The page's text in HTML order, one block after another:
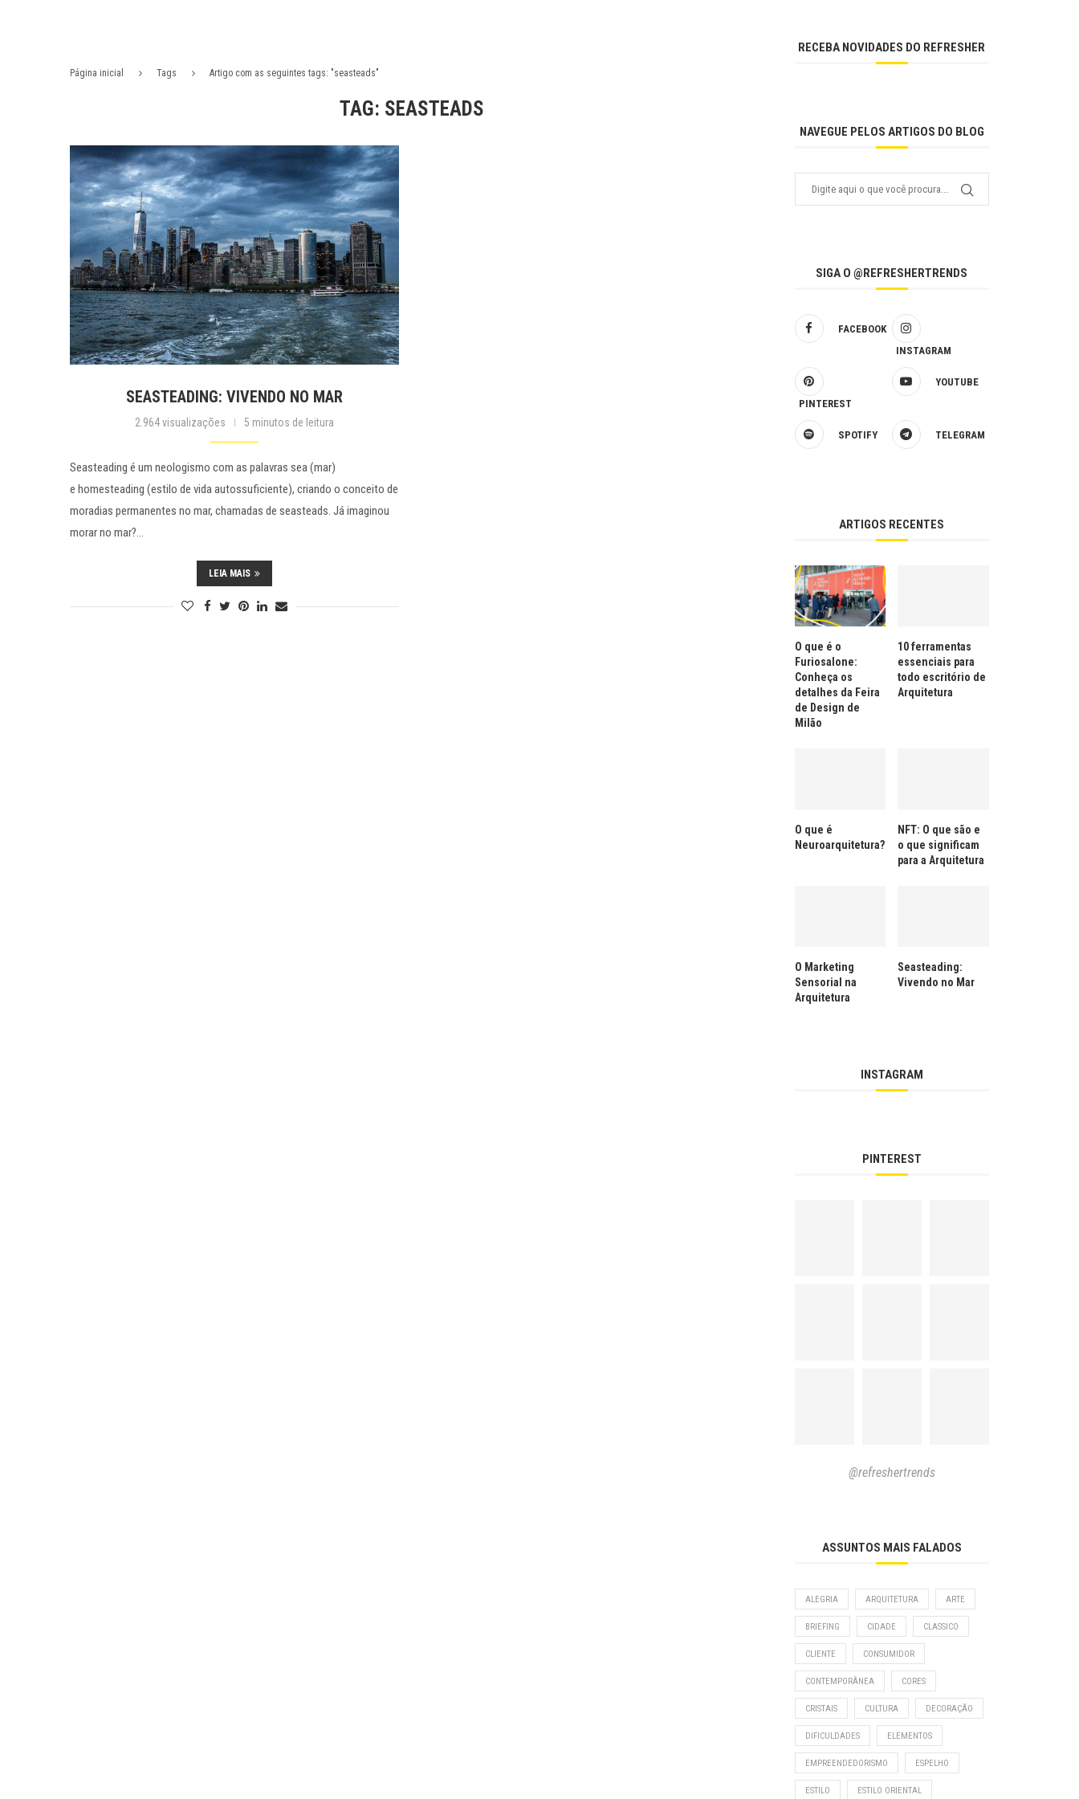
Página inicial Tags Artigo com as seguintes tags: "seasteads"
TAG: SEASTEADS
SEASTEADING: VIVENDO NO MAR
2.964 visualizações 5 minutos de leitura
Seasteading é um neologismo com as palavras sea (mar)
e homesteading (estilo de vida autossuficiente), criando o conceito de
moradias permanentes no mar, chamadas de seasteads. Já imaginou
morar no mar?…
LEIA MAIS
RECEBA NOVIDADES DO REFRESHER
NAVEGUE PELOS ARTIGOS DO BLOG
SIGA O @REFRESHERTRENDS
FACEBOOK
INSTAGRAM
PINTEREST
YOUTUBE
SPOTIFY TELEGRAM
ARTIGOS RECENTES
O que é o
Furiosalone:
Conheça os
detalhes da Feira
de Design de
Milão
10 ferramentas
essenciais para
todo escritório de
Arquitetura
O que é
Neuroarquitetura?
NFT: O que são e
o que significam
para a Arquitetura
O Marketing
Sensorial na
Arquitetura
Seasteading:
Vivendo no Mar
INSTAGRAM
PINTEREST
@refreshertrends
ASSUNTOS MAIS FALADOS
ALEGRIA ARQUITETURA ARTE
BRIEFING CIDADE CLASSICO
CLIENTE CONSUMIDOR
CONTEMPORÂNEA CORES
CRISTAIS CULTURA DECORAÇÃO
DIFICULDADES ELEMENTOS
EMPREENDEDORISMO ESPELHO
ESTILO ESTILO ORIENTAL